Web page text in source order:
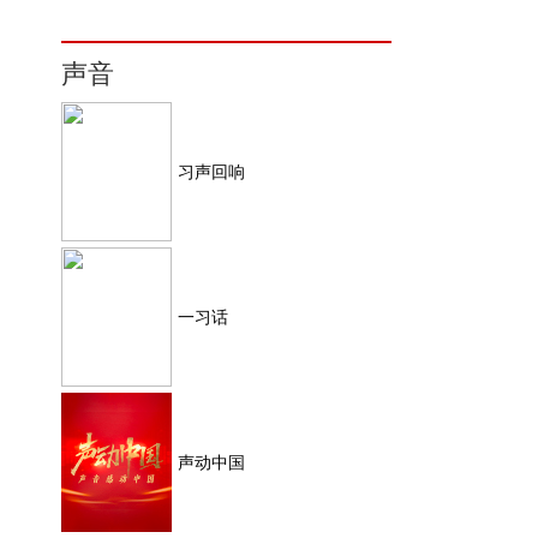
声音
习声回响
一习话
声动中国